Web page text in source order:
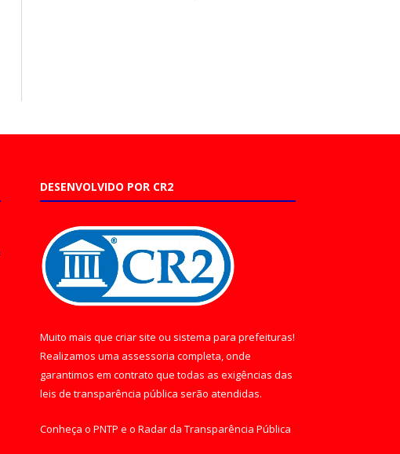
DESENVOLVIDO POR CR2
Muito mais que criar site ou sistema para prefeituras!
Realizamos uma assessoria completa, onde
garantimos em contrato que todas as exigências das
leis de transparência pública serão atendidas.
Conheça o PNTP e o Radar da Transparência Pública